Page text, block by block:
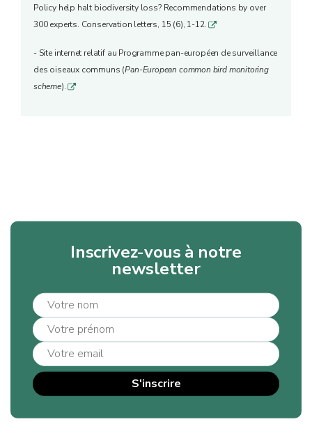
Policy help halt biodiversity loss? Recommendations by over
300 experts. Conservation letters, 15 (6), 1-12.q
- Site internet relatif au Programme pan-européen de surveillance
des oiseaux communs (Pan-European common bird monitoring
scheme).q
Inscrivez-vous à notre
newsletter